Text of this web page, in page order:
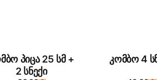
პიცა 25 სმ +
2 სნექი
კომბო 4